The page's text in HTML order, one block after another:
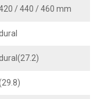
/ 440 / 460 mm